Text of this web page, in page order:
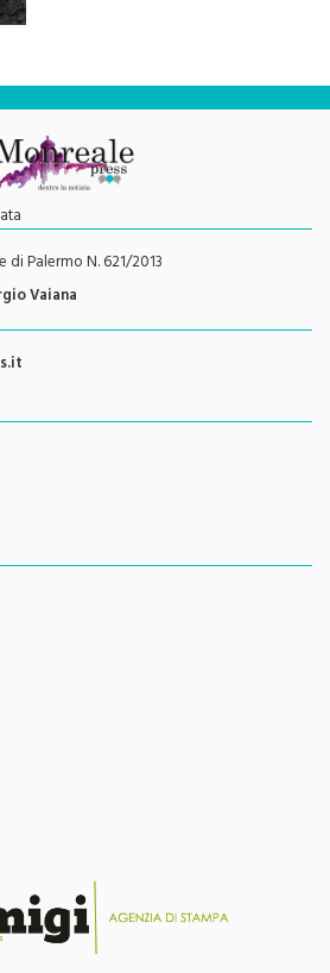
Palermo N. 621/2013
Vaiana